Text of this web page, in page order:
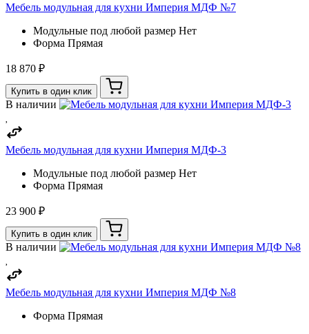
Мебель модульная для кухни Империя МДФ №7
Модульные под любой размер Нет
Форма Прямая
18 870 ₽
Купить в один клик
В наличии
Мебель модульная для кухни Империя МДФ-3
Модульные под любой размер Нет
Форма Прямая
23 900 ₽
Купить в один клик
В наличии
Мебель модульная для кухни Империя МДФ №8
Форма Прямая